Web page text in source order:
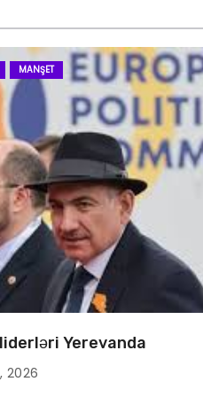
MANŞET
Yerevanda
2026